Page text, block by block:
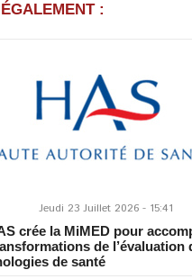
:
Jeudi 23 Juillet 2026 - 15:41
crée la MiMED pour
de l’évaluation
de santé